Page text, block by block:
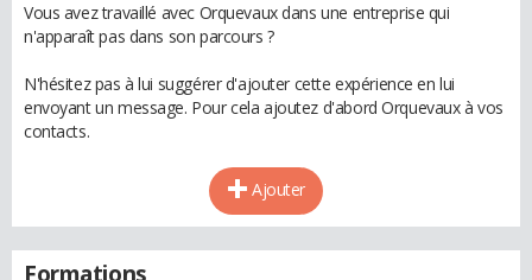
Vous avez travaillé avec Orquevaux dans une entreprise qui
n'apparaît pas dans son parcours ?
N'hésitez pas à lui suggérer d'ajouter cette expérience en lui
envoyant un message. Pour cela ajoutez d'abord Orquevaux à vos
contacts.
Ajouter